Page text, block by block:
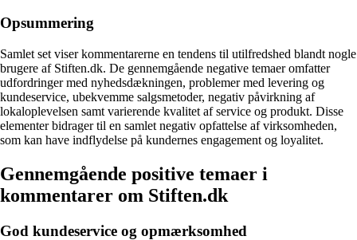
Opsummering
Samlet set viser kommentarerne en tendens til utilfredshed blandt nogle
brugere af Stiften.dk. De gennemgående negative temaer omfatter
udfordringer med nyhedsdækningen, problemer med levering og
kundeservice, ubekvemme salgsmetoder, negativ påvirkning af
lokaloplevelsen samt varierende kvalitet af service og produkt. Disse
elementer bidrager til en samlet negativ opfattelse af virksomheden,
som kan have indflydelse på kundernes engagement og loyalitet.
Gennemgående positive temaer i
kommentarer om Stiften.dk
God kundeservice og opmærksomhed